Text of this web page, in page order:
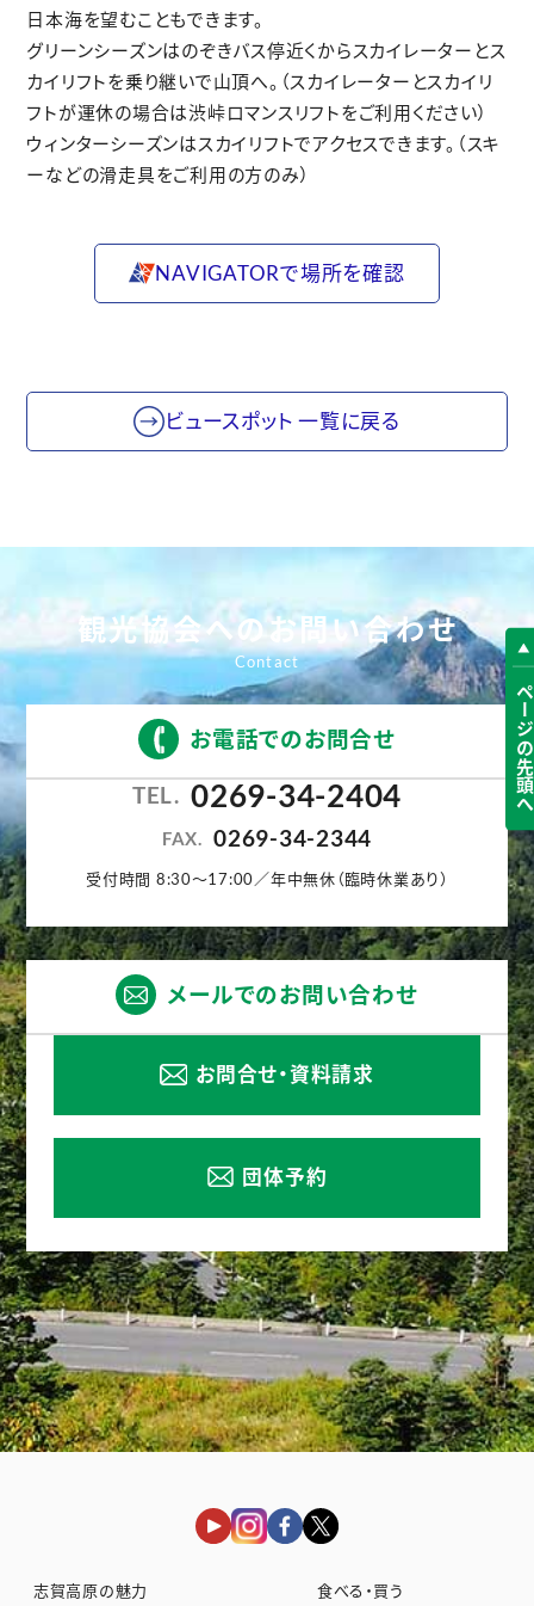
日本海を望むこともできます。
グリーンシーズンはのぞきバス停近くからスカイレーターとス
カイリフトを乗り継いで山頂へ。（スカイレーターとスカイリ
フトが運休の場合は渋峠ロマンスリフトをご利用ください）
ウィンターシーズンはスカイリフトでアクセスできます。（スキ
ーなどの滑走具をご利用の方のみ）
NAVIGATORで場所を確認
ビュースポット 一覧に戻る
観光協会へのお問い合わせ
お電話でのお問合せ
TEL. 0269-34-2404
FAX. 0269-34-2344
受付時間 8:30〜17:00／年中無休（臨時休業あり）
メールでのお問い合わせ
お問合せ・資料請求
団体予約
志賀高原の魅力
食べる・買う
ページの先頭へ